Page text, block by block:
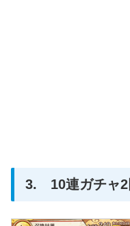
3. 10連ガチャ2